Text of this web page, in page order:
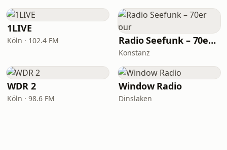
1LIVE
Köln · 102.4 FM Radio Seefunk – 70er pur
Konstanz
WDR 2
Köln · 98.6 FM
Window Radio
Dinslaken